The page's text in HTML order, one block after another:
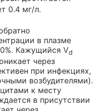
0.4 мг/л.
в плазме
Кажущийся Vd
через
при инфекциях,
возбудителями).
к месту
в присутствии